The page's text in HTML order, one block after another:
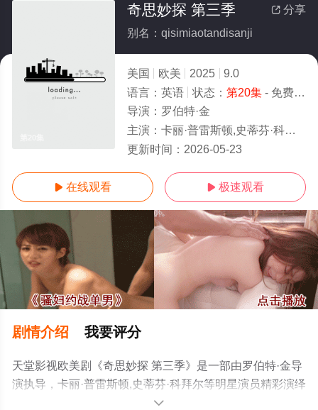
 分享
奇思妙探 第三季
别名：qisimiaotandisanji
美国 欧美 2025
9.0
语言： 英语 状态： 第20集- 免费在线观看
导演： 罗伯特·金
主演： 卡丽·普雷斯顿,史蒂芬·科拜尔
更新时间： 2026-05-23
 在线观看  极速观看
剧情介绍 我要评分
天堂影视欧美剧《奇思妙探 第三季》是一部由罗伯特·金导
演执导，卡丽·普雷斯顿,史蒂芬·科拜尔等明星演员精彩演绎
的美国电视剧，手机免费在线观看高清无删减完整版电视
